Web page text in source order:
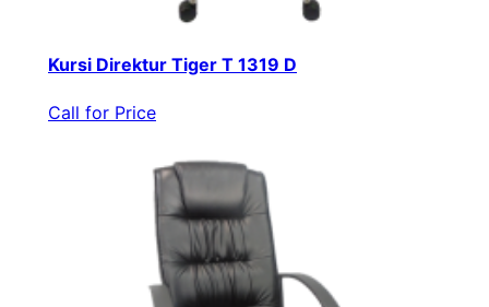
Kursi Direktur Tiger T 1319 D
Call for Price